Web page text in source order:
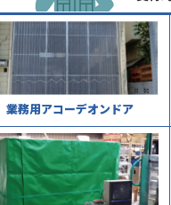
業務用アコーデオンドア